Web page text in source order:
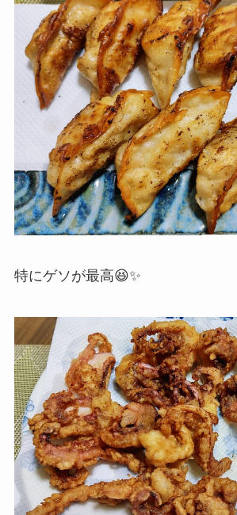
特にゲソが最高😆✨